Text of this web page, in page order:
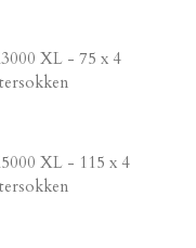
XL - 75 x 4
XL - 115 x 4